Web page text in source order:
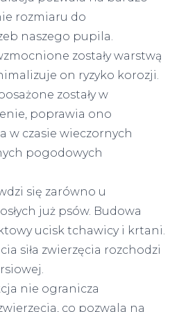
rozmiaru do
naszego pupila.
zostały warstwą
on ryzyko korozji.
zostały w
poprawia ono
w czasie wieczornych
pogodowych
się zarówno u
już psów. Budowa
ucisk tchawicy i krtani.
siła zwierzęcia rozchodzi
nie ogranicza
co pozwala na